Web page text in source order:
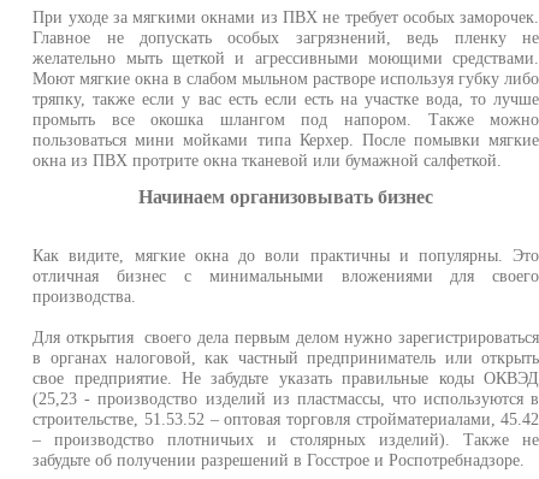
При уходе за мягкими окнами из ПВХ не требует особых заморочек.
Главное не допускать особых загрязнений, ведь пленку не
желательно мыть щеткой и агрессивными моющими средствами.
Моют мягкие окна в слабом мыльном растворе используя губку либо
тряпку, также если у вас есть если есть на участке вода, то лучше
промыть все окошка шлангом под напором. Также можно
пользоваться мини мойками типа Керхер. После помывки мягкие
окна из ПВХ протрите окна тканевой или бумажной салфеткой.
Начинаем организовывать бизнес
Как видите, мягкие окна до воли практичны и популярны. Это
отличная бизнес с минимальными вложениями для своего
производства.
Для открытия своего дела первым делом нужно зарегистрироваться
в органах налоговой, как частный предприниматель или открыть
свое предприятие. Не забудьте указать правильные коды ОКВЭД
(25,23 - производство изделий из пластмассы, что используются в
строительстве, 51.53.52 – оптовая торговля стройматериалами, 45.42
– производство плотничьих и столярных изделий). Также не
забудьте об получении разрешений в Госстрое и Роспотребнадзоре.